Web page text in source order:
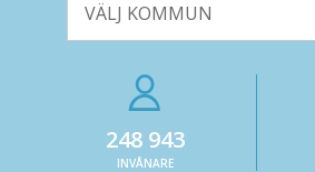
VÄLJ KOMMUN
248 943
INVÅNARE